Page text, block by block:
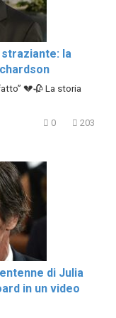
straziante: la
💔🥀 La storia
0 203
di Julia
in un video